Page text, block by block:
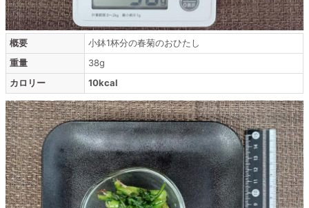
概要
小鉢1杯分の春菊のおひたし
重量
38g
カロリー
10kcal